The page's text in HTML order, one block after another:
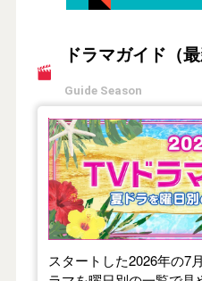
ドラマガイド（
Guide Season
【2026年夏】TVド
スタートした2026年の7